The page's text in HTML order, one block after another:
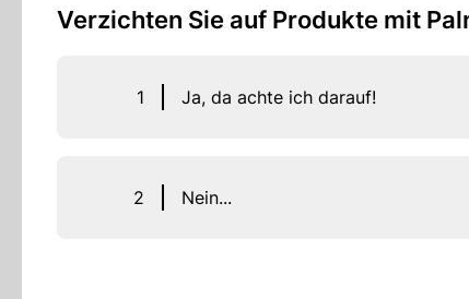
Verzichten Sie auf Produkte mit
1 Ja, da achte ich darauf!
2 Nein...